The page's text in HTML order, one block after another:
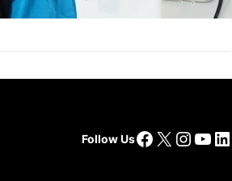
Follow UsFacebook
X